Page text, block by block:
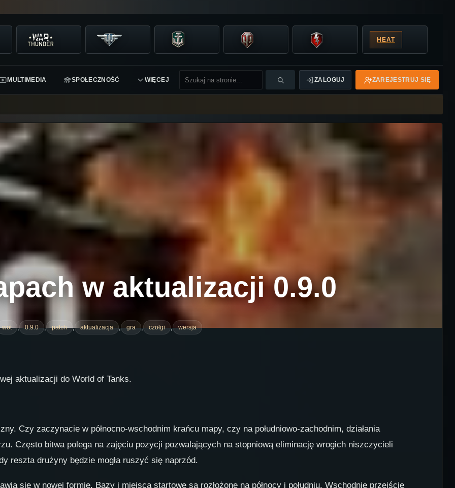
HEAT
MULTIMEDIA SPOŁECZNOŚĆ WIĘCEJ ZALOGUJ ZAREJESTRUJ SIĘ
w aktualizacji 0.9.0
wot , 0.9.0 , patch , aktualizacja , gra , czołgi , wersja
aktualizacji do World of Tanks.
Czy zaczynacie w północno-wschodnim krańcu mapy, czy na południowo-zachodnim, działania
Często bitwa polega na zajęciu pozycji pozwalających na stopniową eliminację wrogich niszczycieli
reszta drużyny będzie mogła ruszyć się naprzód.
się w nowej formie. Bazy i miejsca startowe są rozłożone na północy i południu. Wschodnie przejście